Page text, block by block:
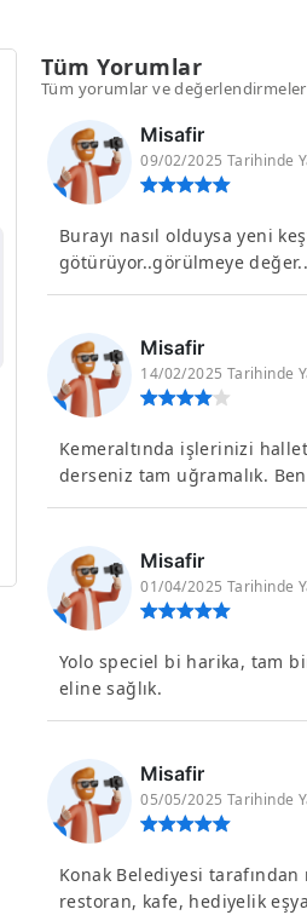
Tüm Yorumlar
Tüm yorumlar ve değerlendirmeler
Misafir
09/02/2025 Tarihinde
Burayı nasıl olduysa yeni
götürüyor..görülmeye değer..
Misafir
14/02/2025 Tarihinde
Kemeraltında işlerinizi
derseniz tam uğramalık.
Misafir
01/04/2025 Tarihinde
Yolo speciel bi harika, tam
eline sağlık.
Misafir
05/05/2025 Tarihinde
Konak Belediyesi
restoran, kafe, hediyelik